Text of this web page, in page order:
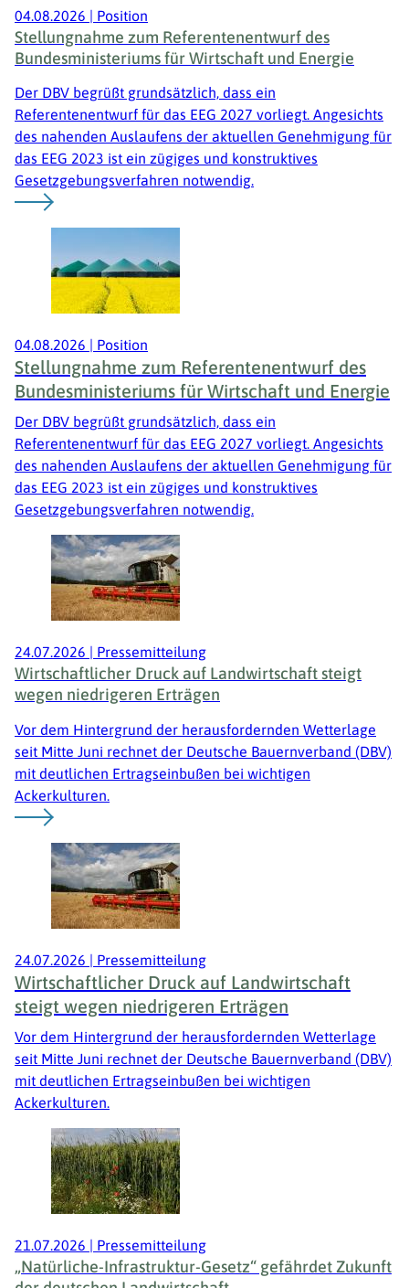
04.08.2026 | Position
Stellungnahme zum Referentenentwurf des
Bundesministeriums für Wirtschaft und Energie
Der DBV begrüßt grundsätzlich, dass ein
Referentenentwurf für das EEG 2027 vorliegt. Angesichts
des nahenden Auslaufens der aktuellen Genehmigung für
das EEG 2023 ist ein zügiges und konstruktives
Gesetzgebungsverfahren notwendig.
04.08.2026 Position
Stellungnahme zum Referentenentwurf des
Bundesministeriums für Wirtschaft und Energie
Der DBV begrüßt grundsätzlich, dass ein
Referentenentwurf für das EEG 2027 vorliegt. Angesichts
des nahenden Auslaufens der aktuellen Genehmigung für
das EEG 2023 ist ein zügiges und konstruktives
Gesetzgebungsverfahren notwendig.
24.07.2026 Pressemitteilung
Wirtschaftlicher Druck auf Landwirtschaft steigt
wegen niedrigeren Erträgen
Vor dem Hintergrund der herausfordernden Wetterlage
seit Mitte Juni rechnet der Deutsche Bauernverband (DBV)
mit deutlichen Ertragseinbußen bei wichtigen
Ackerkulturen.
24.07.2026 Pressemitteilung
Wirtschaftlicher Druck auf Landwirtschaft
steigt wegen niedrigeren Erträgen
Vor dem Hintergrund der herausfordernden Wetterlage
seit Mitte Juni rechnet der Deutsche Bauernverband (DBV)
mit deutlichen Ertragseinbußen bei wichtigen
Ackerkulturen.
21.07.2026 Pressemitteilung
„Natürliche-Infrastruktur-Gesetz“ gefährdet Zukunft